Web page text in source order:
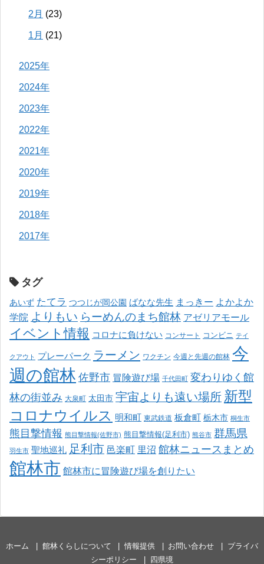
2月 (23)
1月 (21)
2025年
2024年
2023年
2022年
2021年
2020年
2019年
2018年
2017年
タグ
あいず たてラ つつじが岡公園 ばなな先生 まっきー よかよか
学院 よりもい らーめんのまち館林 アゼリアモール
イベント情報 コロナに負けない コンサート コンビニ テイ
クアウト プレーパーク ラーメン ワクチン 今週と先週の館林 今
週の館林 佐野市 冒険遊び場 千代田町
変わりゆく館
林の街並み 大泉町 太田市 宇宙よりも遠い場所 新型
コロナウイルス 明和町 東武鉄道 板倉町 栃木市 桐生市
熊目撃情報 熊目撃情報(佐野市) 熊目撃情報(足利市) 熊谷市 群馬県
羽生市 聖地巡礼 足利市 邑楽町 里沼 館林ニュースまとめ
館林市 館林市に冒険遊び場を創りたい
ホーム 館林くらしについて 情報提供 お問い合わせ
プライバ
シーポリシー
四県境